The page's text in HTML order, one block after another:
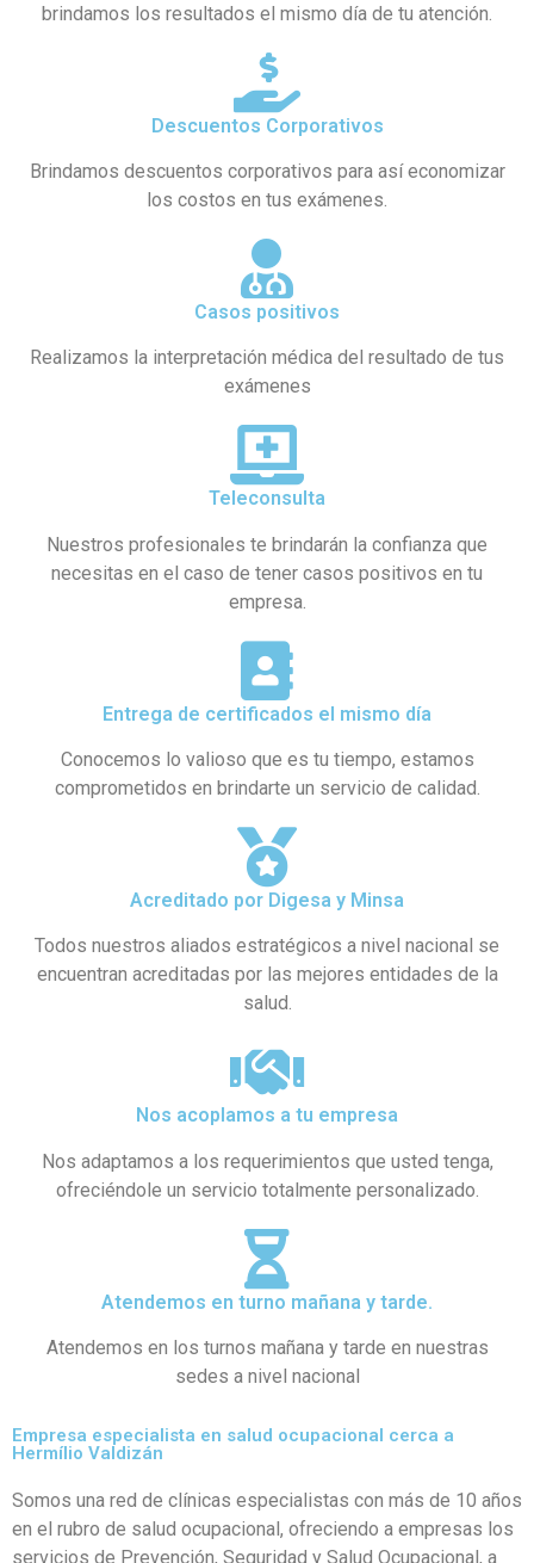
brindamos los resultados el mismo día de tu atención.
Descuentos Corporativos
Brindamos descuentos corporativos para así economizar
los costos en tus exámenes.
Casos positivos
Realizamos la interpretación médica del resultado de tus
exámenes
Teleconsulta
Nuestros profesionales te brindarán la confianza que
necesitas en el caso de tener casos positivos en tu
empresa.
Entrega de certificados el mismo día
Conocemos lo valioso que es tu tiempo, estamos
comprometidos en brindarte un servicio de calidad.
Acreditado por Digesa y Minsa​
Todos nuestros aliados estratégicos a nivel nacional se
encuentran acreditadas por las mejores entidades de la
salud.
Nos acoplamos a tu empresa
Nos adaptamos a los requerimientos que usted tenga,
ofreciéndole un servicio totalmente personalizado.
Atendemos en turno mañana y tarde.
Atendemos en los turnos mañana y tarde en nuestras
sedes a nivel nacional
Empresa especialista en salud ocupacional cerca a
Hermílio Valdizán
Somos una red de clínicas especialistas con más de 10 años
en el rubro de salud ocupacional, ofreciendo a empresas los
servicios de Prevención, Seguridad y Salud Ocupacional, a